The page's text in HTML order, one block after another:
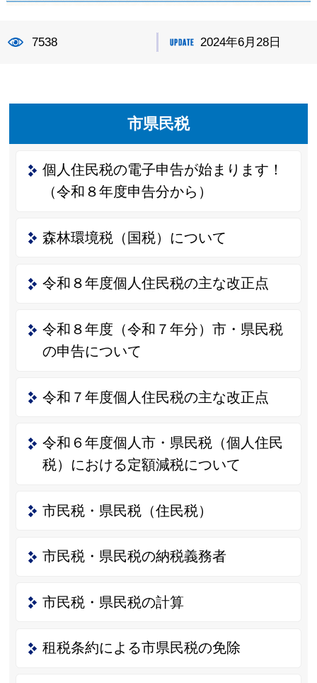
7538 2024年6月28日
市県民税
個人住民税の電子申告が始まります！
（令和８年度申告分から）
森林環境税（国税）について
令和８年度個人住民税の主な改正点
令和８年度（令和７年分）市・県民税
の申告について
令和７年度個人住民税の主な改正点
令和６年度個人市・県民税（個人住民
税）における定額減税について
市民税・県民税（住民税）
市民税・県民税の納税義務者
市民税・県民税の計算
租税条約による市県民税の免除